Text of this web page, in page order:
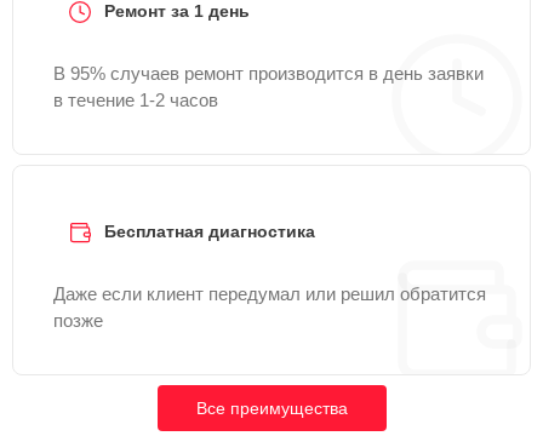
Ремонт за 1 день
В 95% случаев ремонт производится в день заявки
в течение 1-2 часов
Бесплатная диагностика
Даже если клиент передумал или решил обратится
позже
Все преимущества